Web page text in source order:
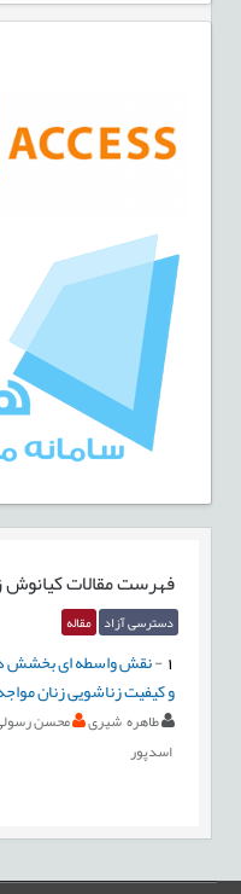
فهرست مقالاتکیانوش
دسترسی آزاد مقاله
-نقش واسطه ای بخشش در
و کیفیت زناشویی زنان
طاهره شیری محسن رسولی
اسدپور